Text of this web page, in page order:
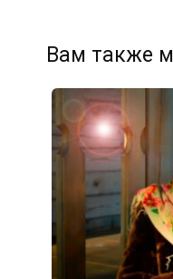
Вам также